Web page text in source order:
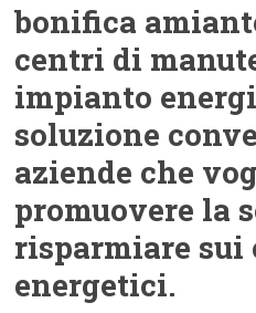
bonifica
centri di
impianto
soluzione
aziende che
promuovere la
risparmiare sui
energetici.